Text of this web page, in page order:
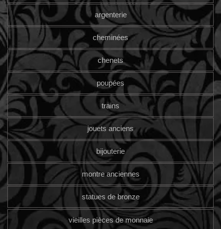
argenterie
cheminées
chenets
poupées
trains
jouets anciens
bijouterie
montre anciennes
statues de bronze
vieilles pièces de monnaie